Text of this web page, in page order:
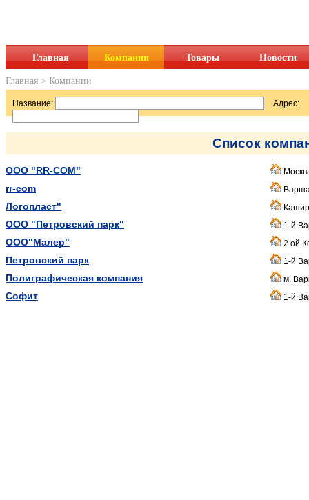
Главная Компании Товары Новости
Главная > Компании
Название: Адрес:
Список
OOO "RR-COM"
rr-com
Логопласт"
ООО "Петровский парк" 1-й
ООО"Малер" 2 ой
Петровский парк 1-й
Полиграфическая компания м.
Софит 1-й